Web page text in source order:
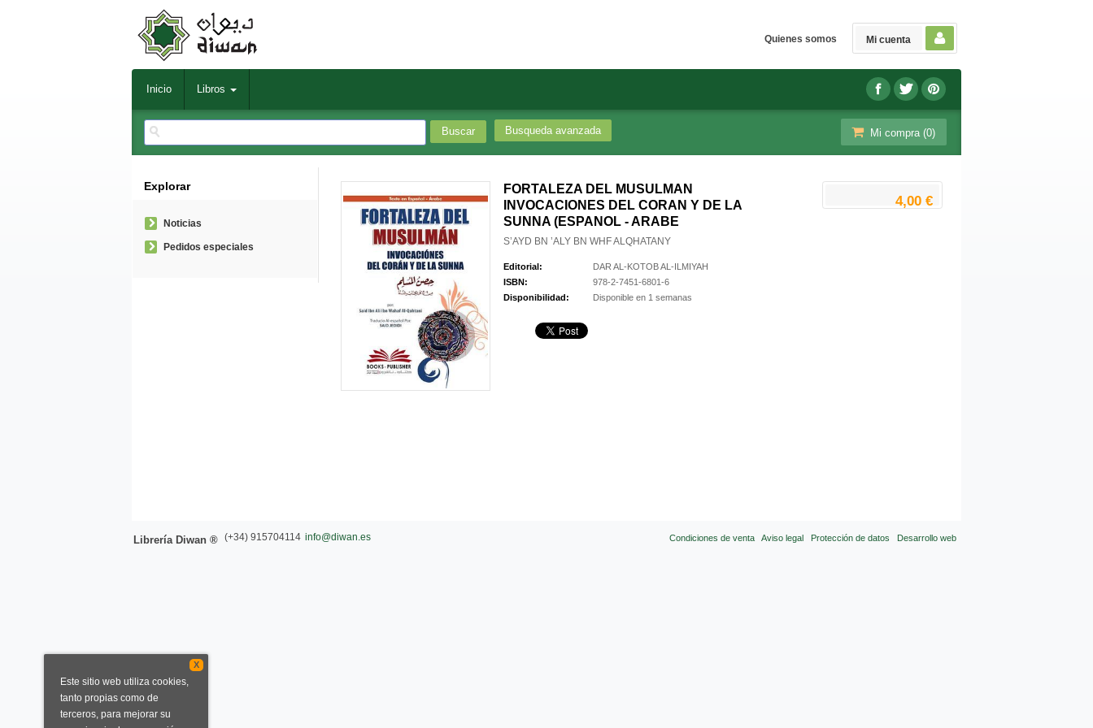
Mi cuenta
Quienes somos
Inicio Libros
Busqueda avanzada Mi compra (0)
FORTALEZA DEL MUSULMAN
INVOCACIONES DEL CORAN Y DE LA
SUNNA (ESPANOL - ARABE
S’AYD BN ’ALY BN WHF ALQHATANY
Editorial:
DAR AL-KOTOB AL-ILMIYAH
ISBN:
978-2-7451-6801-6
Disponibilidad:
Disponible en 1 semanas
4,00 €
Explorar
Noticias
Pedidos especiales
Condiciones de venta Aviso legal Protección de datos Desarrollo web
Librería Diwan ® (+34) 915704114 info@diwan.es
X
Este sitio web utiliza cookies,
tanto propias como de
terceros, para mejorar su